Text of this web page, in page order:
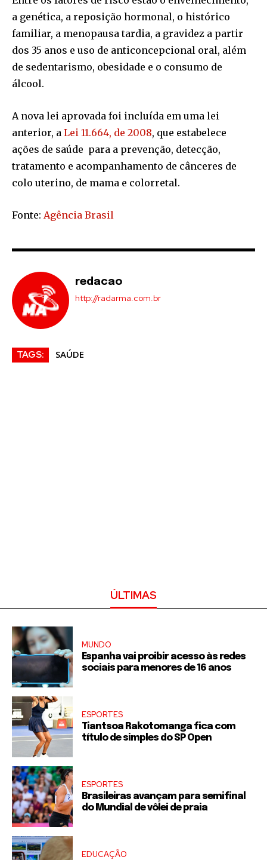
a genética, a reposição hormonal, o histórico
familiar, a menopausa tardia, a gravidez a partir
dos 35 anos e uso de anticoncepcional oral, além
de sedentarismo, obesidade e o consumo de
álcool.
A nova lei aprovada foi incluída em uma lei
anterior, a Lei 11.664, de 2008, que estabelece
ações de saúde para a prevenção, detecção,
tratamento e acompanhamento de cânceres de
colo uterino, de mama e colorretal.
Fonte: Agência Brasil
redacao
http://radarma.com.br
TAGS: SAÚDE
ÚLTIMAS
MUNDO
Espanha vai proibir acesso às redes
sociais para menores de 16 anos
ESPORTES
Tiantsoa Rakotomanga fica com
título de simples do SP Open
ESPORTES
Brasileiras avançam para semifinal
do Mundial de vôlei de praia
EDUCAÇÃO